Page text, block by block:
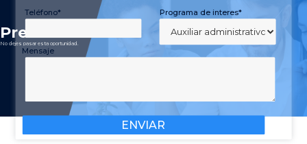
Pre
No dejes pasar esta oportunidad.
Teléfono* Programa de interes*
Mensaje